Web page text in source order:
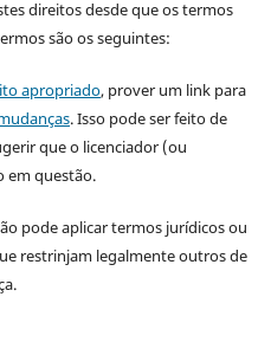
direitos desde que os termos
são os seguintes:
apropriado, prover um link para
. Isso pode ser feito de
que o licenciador (ou
em questão.
pode aplicar termos jurídicos ou
restrinjam legalmente outros de